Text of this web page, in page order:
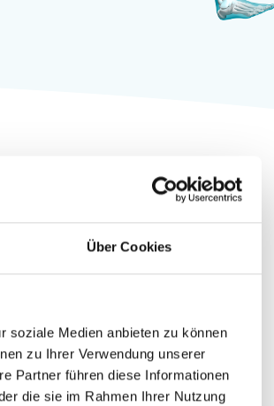
Über Cookies
soziale Medien anbieten zu können
zu Ihrer Verwendung unserer
Partner führen diese Informationen
die sie im Rahmen Ihrer Nutzung